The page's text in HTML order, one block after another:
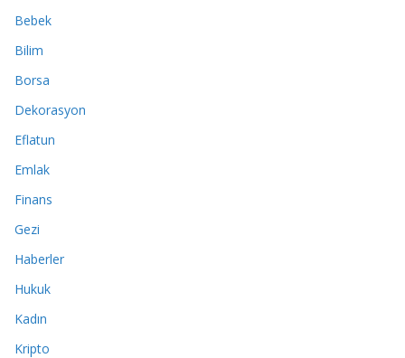
Bebek
Bilim
Borsa
Dekorasyon
Eflatun
Emlak
Finans
Gezi
Haberler
Hukuk
Kadın
Kripto